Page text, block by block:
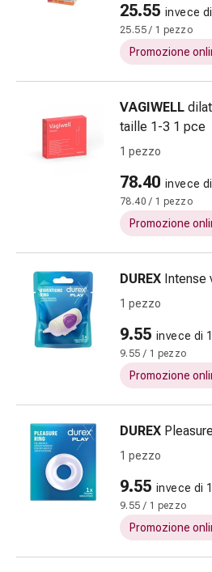
Tosse
Inalatori
nasale
Fazzoletti
Raffreddore
e
circolazione
sanguigna
Cuore
Calze
compressive
sostegno
Circolazione
Cessazione
fumo
Vene
Coagulazione
del
25.55 invece
25.55 / 1 pezzo
Promozione
VAGIWELL
taille 1-3 1 pce
1 pezzo
78.40 invece
78.40 / 1 pezzo
Promozione
DUREX Intense
1 pezzo
9.55 invece di
9.55 / 1 pezzo
Promozione
DUREX
1 pezzo
9.55 invece di
9.55 / 1 pezzo
Promozione